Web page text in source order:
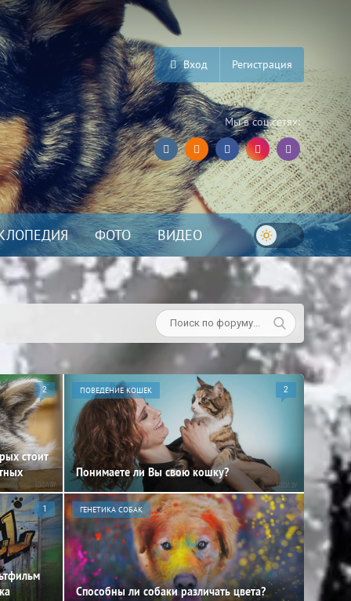
Вход Регистрация
Мы в соц.сетях:
ФОТО ВИДЕО
2
стоит
ПОВЕДЕНИЕ КОШЕК 2
Понимаете ли Вы свою кошку?
1 ГЕНЕТИКА СОБАК
Способны ли собаки различать цвета?